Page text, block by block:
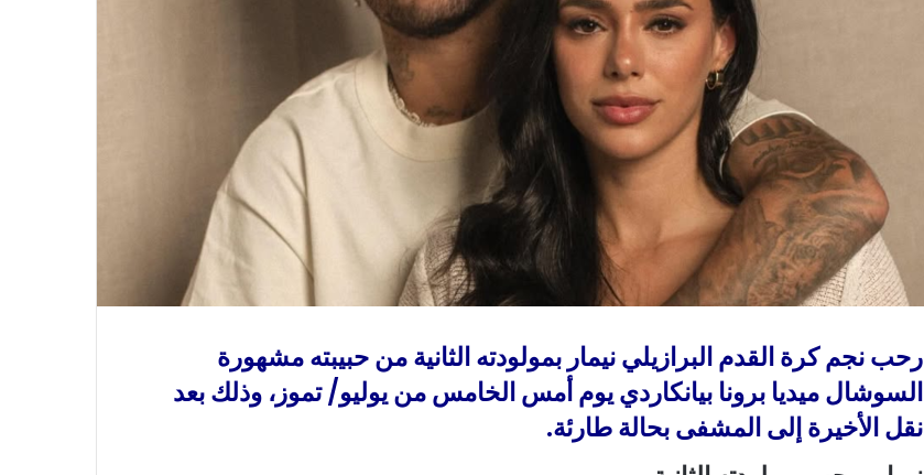
و
ن
ي
ا
رحب نجم كرة القدم البرازيلي نيمار بمولودته الثانية من حبيبته مشهورة
السوشال ميديا برونا بيانكاردي يوم أمس الخامس من يوليو/ تموز، وذلك بعد
نقل الأخيرة إلى المشفى بحالة طارئة.